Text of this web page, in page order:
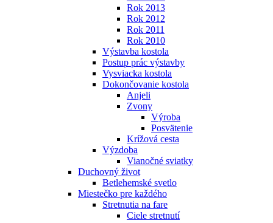
Rok 2013
Rok 2012
Rok 2011
Rok 2010
Výstavba kostola
Postup prác výstavby
Vysviacka kostola
Dokončovanie kostola
Anjeli
Zvony
Výroba
Posvätenie
Krížová cesta
Výzdoba
Vianočné sviatky
Duchovný život
Betlehemské svetlo
Miestečko pre každého
Stretnutia na fare
Ciele stretnutí